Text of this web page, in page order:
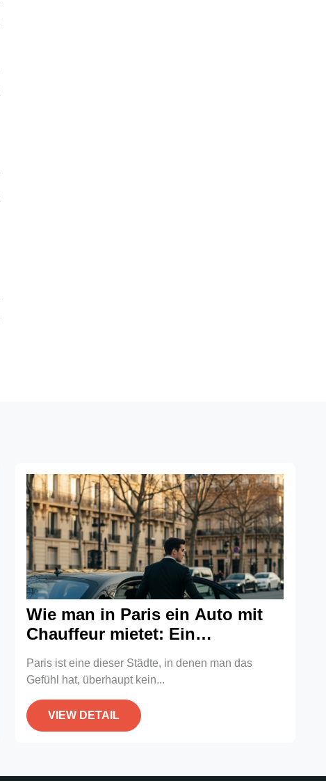
Wie man in Paris ein Auto mit
Chauffeur mietet: Ein
Paris ist eine dieser Städte, in denen man das
Gefühl hat, überhaupt kein...
VIEW DETAIL